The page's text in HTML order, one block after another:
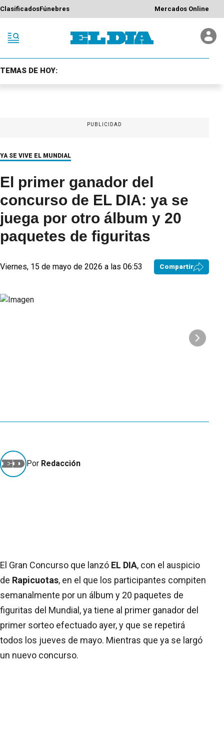
ClasificadosFúnebres Mercados Online
TEMAS DE HOY:
PUBLICIDAD
YA SE VIVE EL MUNDIAL
El primer ganador del
concurso de EL DIA: ya se
juega por otro álbum y 20
paquetes de figuritas
Viernes, 15 de mayo de 2026 a las 06:53 Compartir
Por Redacción
El Gran Concurso que lanzó EL DIA, con el auspicio
de Rapicuotas, en el que los participantes compiten
semanalmente por un álbum y 20 paquetes de
figuritas del Mundial, ya tiene al primer ganador del
primer sorteo efectuado ayer, y que se repetirá
todos los jueves de mayo. Mientras que ya se largó
un nuevo concurso.